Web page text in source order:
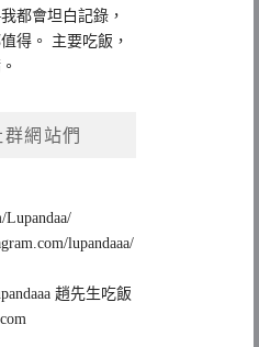
都會坦白記錄，
得。 主要吃飯，
網站們
Lupandaa/
lupandaaa/
趙先生吃飯